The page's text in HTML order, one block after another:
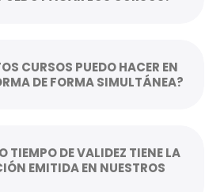
CURSOS PUEDO HACER EN
DE FORMA SIMULTÁNEA?
DE VALIDEZ TIENE LA
EMITIDA EN NUESTROS